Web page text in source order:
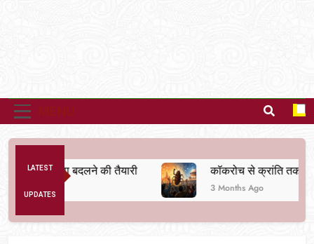
LATEST
UPDATES
व्यवस्था बदलने की तैयारी कॉकरोच से क्रांति तक
3 Months Ago